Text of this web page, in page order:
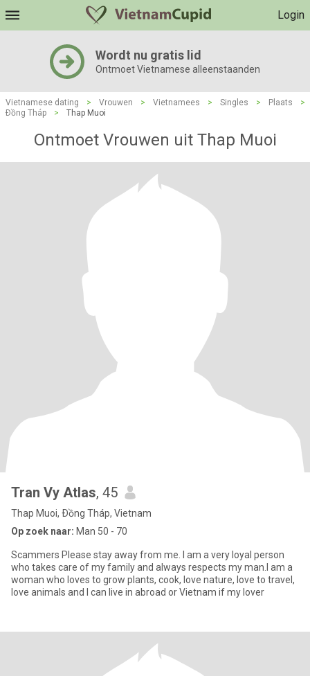
Login
Wordt nu gratis lid
Ontmoet Vietnamese alleenstaanden
Vietnamese dating > Vrouwen > Vietnamees > Singles > Plaats
>
Ðồng Tháp
> Thap Muoi
Ontmoet Vrouwen uit Thap Muoi
Tran Vy Atlas, 45
Thap Muoi, Ðồng Tháp, Vietnam
Op zoek naar: Man 50 - 70
Scammers Please stay away from me. l am a very loyal person
who takes care of my family and always respects my man.I am a
woman who loves to grow plants, cook, love nature, love to travel,
love animals and I can live in abroad or Vietnam if my lover